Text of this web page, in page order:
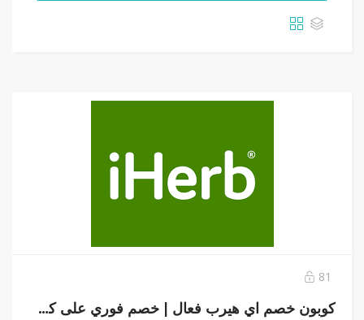
81
كوبون خصم اي هيرب فعال | خصم فوري على كل المنتجات